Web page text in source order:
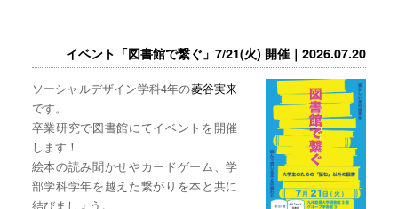
イベント「図書館で繋ぐ」7/21(火) 開催｜2026.07.20
ソーシャルデザイン学科4年の菱谷実来
です。
卒業研究で図書館にてイベントを開催
します！
絵本の読み聞かせやカードゲーム、学
部学科学年を越えた繋がりを本と共に
結びましょう。